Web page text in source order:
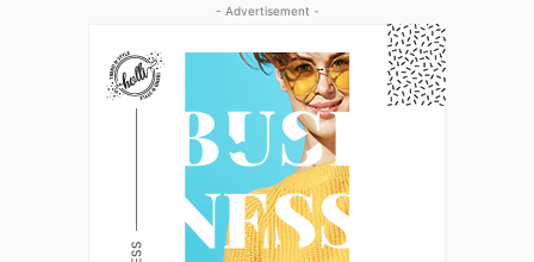
- Advertisement -